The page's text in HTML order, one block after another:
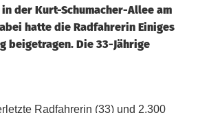
der Kurt-Schumacher-Allee am
hatte die Radfahrerin Einiges
beigetragen. Die 33-Jährige